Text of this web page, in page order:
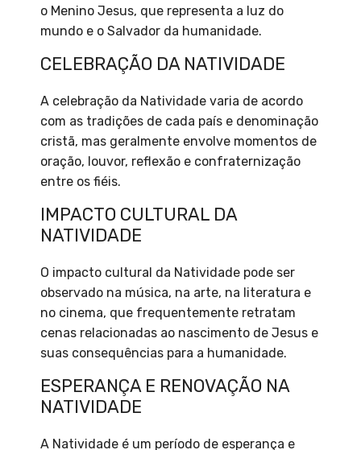
o Menino Jesus, que representa a luz do
mundo e o Salvador da humanidade.
CELEBRAÇÃO DA NATIVIDADE
A celebração da Natividade varia de acordo
com as tradições de cada país e denominação
cristã, mas geralmente envolve momentos de
oração, louvor, reflexão e confraternização
entre os fiéis.
IMPACTO CULTURAL DA
NATIVIDADE
O impacto cultural da Natividade pode ser
observado na música, na arte, na literatura e
no cinema, que frequentemente retratam
cenas relacionadas ao nascimento de Jesus e
suas consequências para a humanidade.
ESPERANÇA E RENOVAÇÃO NA
NATIVIDADE
A Natividade é um período de esperança e